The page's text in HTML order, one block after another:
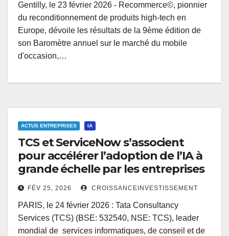
Gentilly, le 23 février 2026 - Recommerce©, pionnier
du reconditionnement de produits high-tech en
Europe, dévoile les résultats de la 9ème édition de
son Baromètre annuel sur le marché du mobile
d'occasion,…
ACTUS ENTREPRISES IA
TCS et ServiceNow s’associent
pour accélérer l’adoption de l’IA à
grande échelle par les entreprises
FÉV 25, 2026 CROISSANCEINVESTISSEMENT
PARIS, le 24 février 2026 : Tata Consultancy
Services (TCS) (BSE: 532540, NSE: TCS), leader
mondial de services informatiques, de conseil et de